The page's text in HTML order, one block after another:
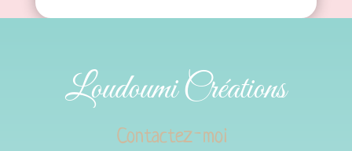
Loudoumi Créations
Contactez-moi